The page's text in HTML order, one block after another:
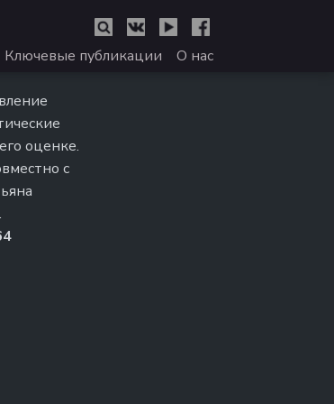
Ключевые публикации О нас
оценке.
с
.